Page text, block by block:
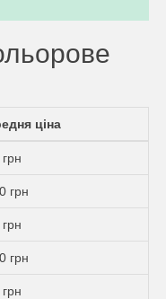
ціна
грн
грн